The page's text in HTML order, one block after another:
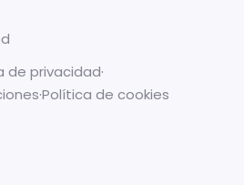
de privacidad·
·Política de cookies